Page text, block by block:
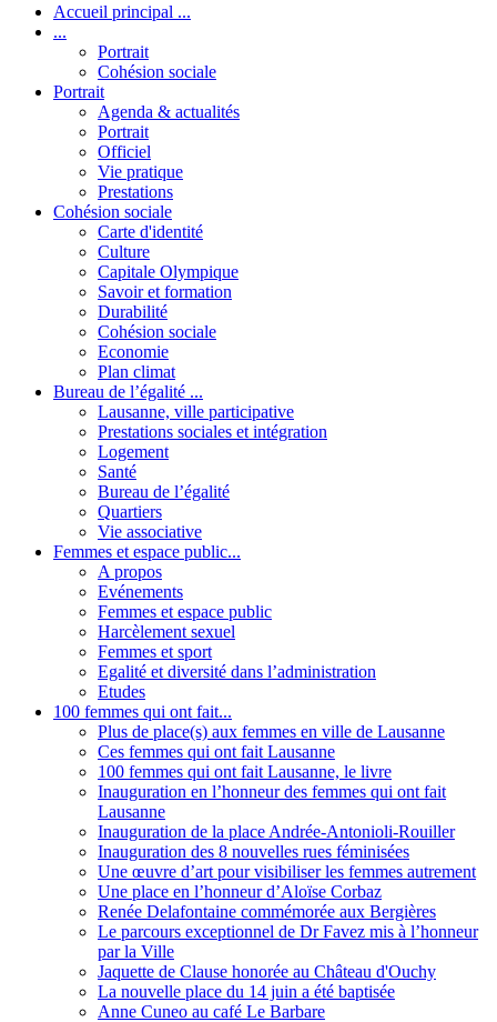
Accueil principal ...
...
Portrait
Cohésion sociale
Portrait
Agenda & actualités
Portrait
Officiel
Vie pratique
Prestations
Cohésion sociale
Carte d'identité
Culture
Capitale Olympique
Savoir et formation
Durabilité
Cohésion sociale
Economie
Plan climat
Bureau de l’égalité ...
Lausanne, ville participative
Prestations sociales et intégration
Logement
Santé
Bureau de l’égalité
Quartiers
Vie associative
Femmes et espace public...
A propos
Evénements
Femmes et espace public
Harcèlement sexuel
Femmes et sport
Egalité et diversité dans l’administration
Etudes
100 femmes qui ont fait...
Plus de place(s) aux femmes en ville de Lausanne
Ces femmes qui ont fait Lausanne
100 femmes qui ont fait Lausanne, le livre
Inauguration en l’honneur des femmes qui ont fait
Lausanne
Inauguration de la place Andrée-Antonioli-Rouiller
Inauguration des 8 nouvelles rues féminisées
Une œuvre d’art pour visibiliser les femmes autrement
Une place en l’honneur d’Aloïse Corbaz
Renée Delafontaine commémorée aux Bergières
Le parcours exceptionnel de Dr Favez mis à l’honneur
par la Ville
Jaquette de Clause honorée au Château d'Ouchy
La nouvelle place du 14 juin a été baptisée
Anne Cuneo au café Le Barbare